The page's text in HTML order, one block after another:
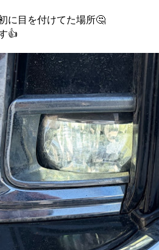
に目を付けてた場所🤔
👍